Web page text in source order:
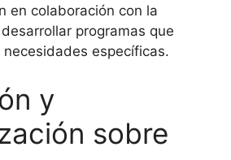
en colaboración con la
programas que
específicas.
y
sobre